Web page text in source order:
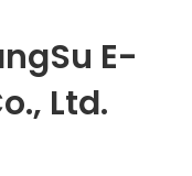
E-
Ltd.